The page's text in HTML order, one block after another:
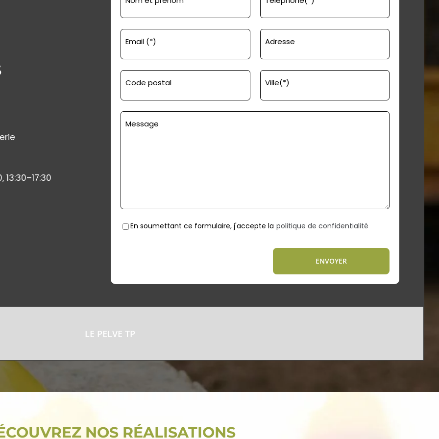
Email (*) Adresse
Code postal Ville(*)
Message
En soumettant ce formulaire, j'accepte la politique de confidentialité
LE PELVE TP
NOS RÉALISATIONS